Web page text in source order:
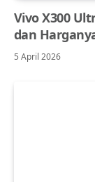
Vivo X300
dan
5 April 2026